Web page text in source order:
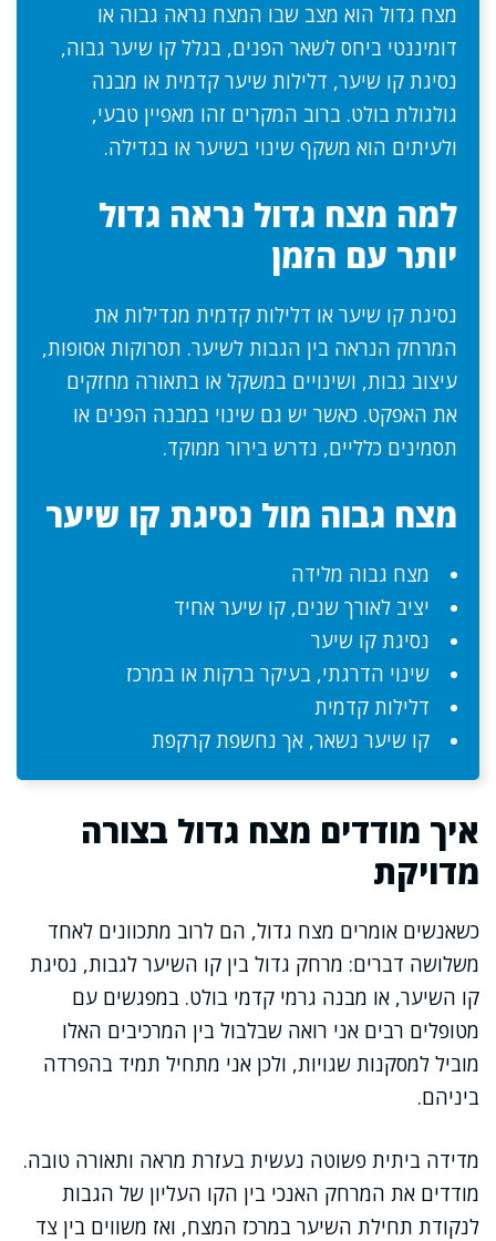
מצח גדול הוא מצב שבו המצח נראה גבוה או
דומיננטי ביחס לשאר הפנים, בגלל קו שיער גבוה,
נסיגת קו שיער, דלילות שיער קדמית או מבנה
גולגולת בולט. ברוב המקרים זהו מאפיין טבעי,
ולעיתים הוא משקף שינוי בשיער או בגדילה.
למה מצח גדול נראה גדול
יותר עם הזמן
נסיגת קו שיער או דלילות קדמית מגדילות את
המרחק הנראה בין הגבות לשיער. תסרוקות אסופות,
עיצוב גבות, ושינויים במשקל או בתאורה מחזקים
את האפקט. כאשר יש גם שינוי במבנה הפנים או
תסמינים כלליים, נדרש בירור ממוקד.
מצח גבוה מול נסיגת קו שיער
מצח גבוה מלידה
יציב לאורך שנים, קו שיער אחיד
נסיגת קו שיער
שינוי הדרגתי, בעיקר ברקות או במרכז
דלילות קדמית
קו שיער נשאר, אך נחשפת קרקפת
איך מודדים מצח גדול בצורה
מדויקת
כשאנשים אומרים מצח גדול, הם לרוב מתכוונים לאחד
משלושה דברים: מרחק גדול בין קו השיער לגבות, נסיגת
קו השיער, או מבנה גרמי קדמי בולט. במפגשים עם
מטופלים רבים אני רואה שבלבול בין המרכיבים האלו
מוביל למסקנות שגויות, ולכן אני מתחיל תמיד בהפרדה
ביניהם.
מדידה ביתית פשוטה נעשית בעזרת מראה ותאורה טובה.
מודדים את המרחק האנכי בין הקו העליון של הגבות
לנקודת תחילת השיער במרכז המצח, ואז משווים בין צד